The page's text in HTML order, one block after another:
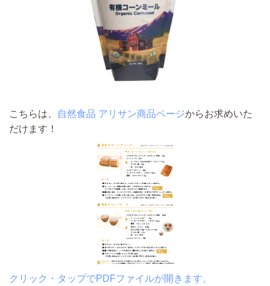
こちらは、 自然食品 アリサン商品ページからお求めいた
だけます！
クリック・タップでPDFファイルが開きます。